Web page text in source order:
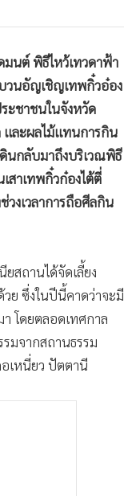
มนต์ พิธีไหว้เทวดาฟ้า
วนอัญเชิญเทพกิ๋วอ๋อง
ะชาชนในจังหวัด
และผลไม้แทนการกิน
ดินกลับมาถึงบริเวณพิธี
สาเทพกิ๋วก๋องไต้ตี่
วงเวลาการถือศีลกิน
สถานได้จัดเลี้ยง
ย ซึ่งในปีนี้คาดว่าจะมี
โดยตลอดเทศกาล
มจากสถานธรรม
เหนี่ยว ปัตตานี